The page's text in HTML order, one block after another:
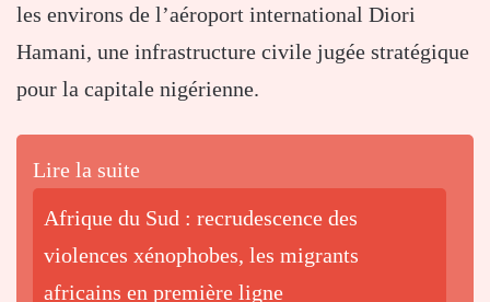
les environs de l’aéroport international Diori
Hamani, une infrastructure civile jugée stratégique
pour la capitale nigérienne.
Lire la suite
Afrique du Sud : recrudescence des
violences xénophobes, les migrants
africains en première ligne